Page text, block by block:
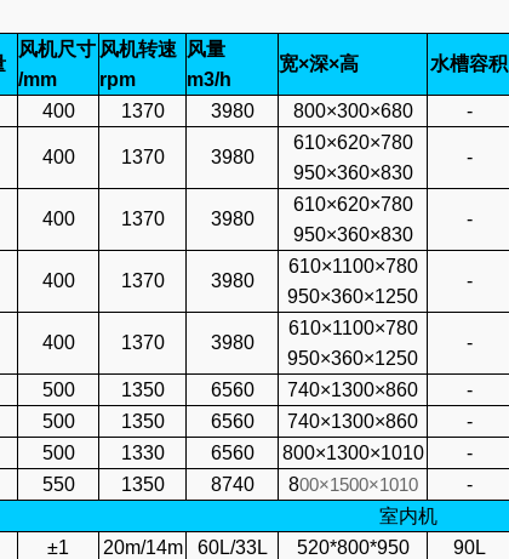
风机尺寸
/mm
风机转速
rpm
风量
m3/h
宽×深×高 水槽容积
400 1370 3980 800×300×680 -
400 1370 3980
610×620×780
950×360×830
-
400 1370 3980
610×620×780
950×360×830
-
400 1370 3980
610×1100×780
950×360×1250
-
400 1370 3980
610×1100×780
950×360×1250
-
500 1350 6560 740×1300×860 -
500 1350 6560 740×1300×860 -
500 1330 6560 800×1300×1010 -
550 1350 8740 800×1500×1010 -
室内机
±1 20m/14m 60L/33L 520*800*950 90L